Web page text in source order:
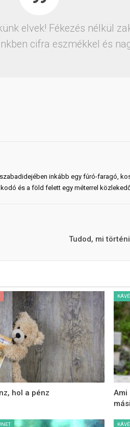
elvek! Fékezés nélkül
cifra eszmékkel és
inkább egy fúró-faragó,
és a föld felett egy méterrel
Tudod, mi
hol a pénz
Ami